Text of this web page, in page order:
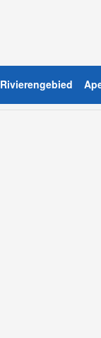
Rivierengebied